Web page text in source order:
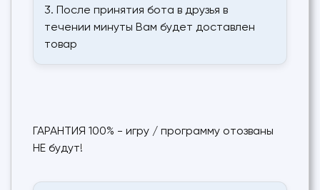
3. После принятия бота в друзья в
течении минуты Вам будет доставлен
товар
ГАРАНТИЯ 100% - игру / программу отозваны
НЕ будут!